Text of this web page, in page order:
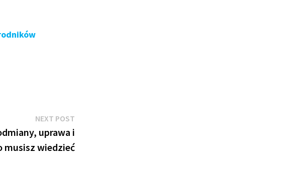
NEXT POST
uprawa i
musisz wiedzieć